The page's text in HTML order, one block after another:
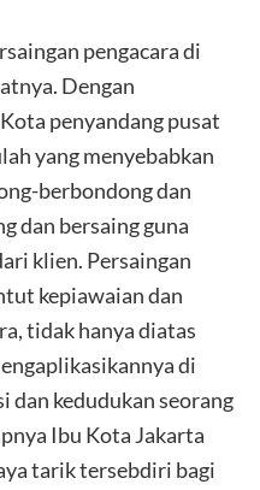
pengacara di
Dengan
penyandang pusat
yang menyebabkan
berbondong dan
dan bersaing guna
klien. Persaingan
kepiawaian dan
tidak hanya diatas
di
dan kedudukan seorang
Ibu Kota Jakarta
tarik tersebdiri bagi